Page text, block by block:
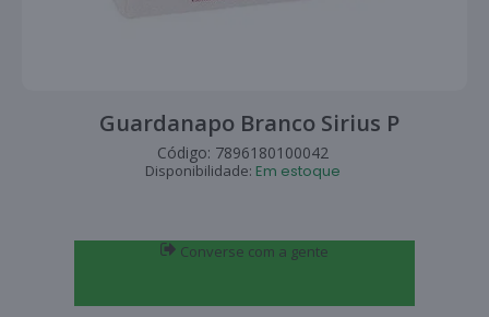
Guardanapo Branco Sirius P
Código: 7896180100042
Disponibilidade: Em estoque
Converse com a gente